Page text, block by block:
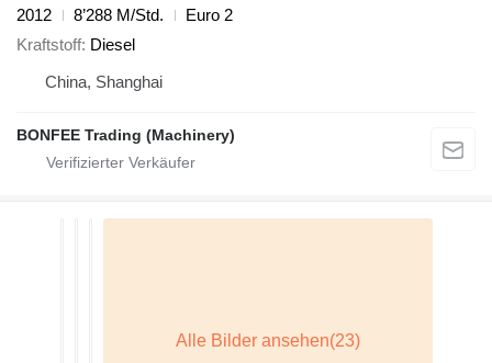
2012
8’288 M/Std.
Euro 2
Kraftstoff Diesel
China, Shanghai
BONFEE Trading (Machinery)